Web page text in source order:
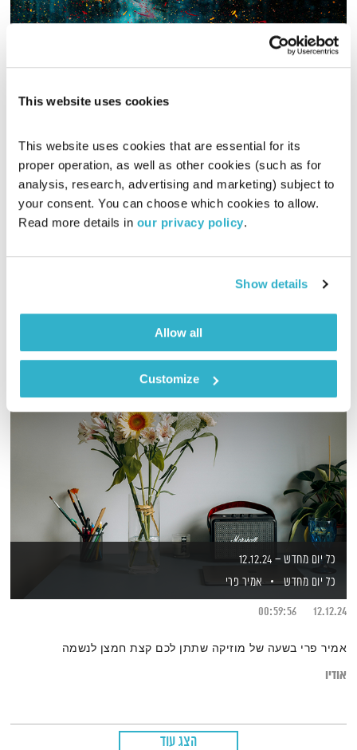
This website uses cookies
This website uses cookies that are essential for its
proper operation, as well as other cookies (such as for
analysis, research, advertising and marketing) subject to
your consent. You can choose which cookies to allow.
Read more details in our privacy policy.
Show details
Allow all
Customize
מנועים קדימה – 16.1.22
מנועים קדימה
גלית גורא-עיני
16.01.22
01:00:05
כל יום בדרך הביתה – שעה של מוזיקה מעולה בעריכתה ובהגשתה
אודיו
כל יום מחדש – 12.12.24
כל יום מחדש
אמיר פרי
12.12.24
00:59:56
אמיר פרי בשעה של מוזיקה שתתן לכם קצת חמצן לנשמה
אודיו
הצג עוד